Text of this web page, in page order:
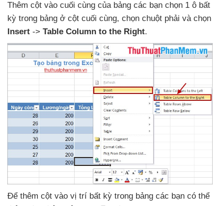
Thêm cột vào cuối cùng của bảng các bạn chọn 1 ô bất
kỳ trong bảng ở cột cuối cùng, chọn chuột phải và chọn
Insert -> Table Column to the Right.
Để thêm cột vào vị trí bất kỳ trong bảng các bạn có thể